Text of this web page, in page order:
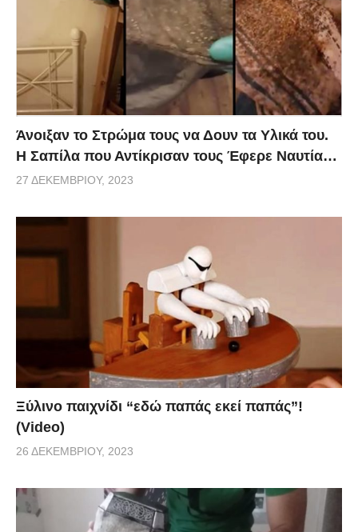
Άνοιξαν το Στρώμα τους να Δουν τα Υλικά του.
Η Σαπίλα που Αντίκρισαν τους Έφερε Ναυτία…
27 ΔΕΚΕΜΒΡΊΟΥ, 2023
Ξύλινο παιχνίδι “εδώ παπάς εκεί παπάς”!
(Video)
26 ΔΕΚΕΜΒΡΊΟΥ, 2023